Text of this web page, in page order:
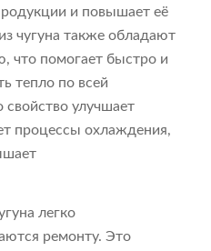
и повышает её
чугуна также обладают
что помогает быстро и
тепло по всей
улучшает
процессы охлаждения,
легко
ремонту. Это